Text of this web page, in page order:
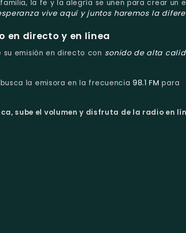
la fe y la alegría se unen para crear un
vive aquí y juntos haremos la
en directo y en línea
emisión en directo con sonido de alta
la emisora en la frecuencia 98.1 FM para
sube el volumen y disfruta de la radio en